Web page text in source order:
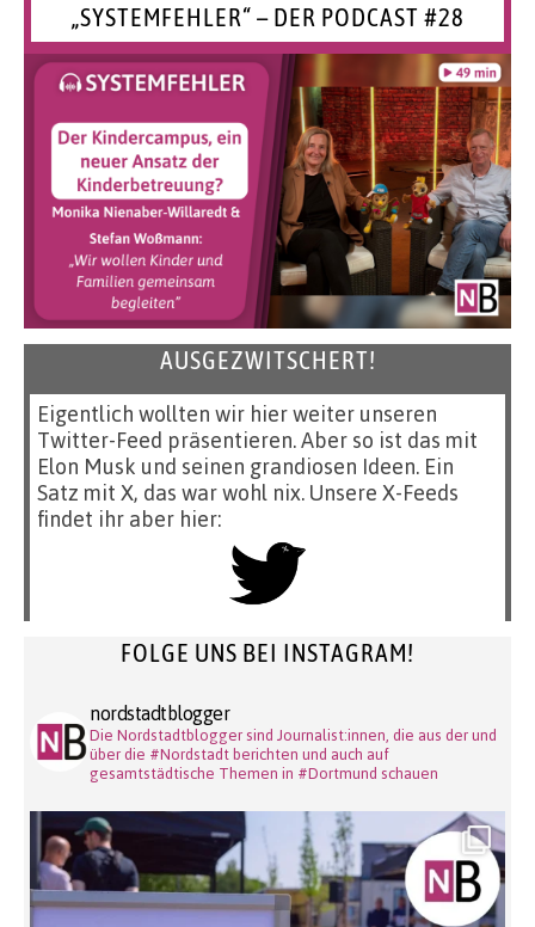
„SYSTEMFEHLER“ – DER PODCAST #28
AUSGEZWITSCHERT!
Eigentlich wollten wir hier weiter unseren
Twitter-Feed präsentieren. Aber so ist das mit
Elon Musk und seinen grandiosen Ideen. Ein
Satz mit X, das war wohl nix. Unsere X-Feeds
findet ihr aber hier:
FOLGE UNS BEI INSTAGRAM!
nordstadtblogger
Die Nordstadtblogger sind Journalist:innen, die aus der und
über die #Nordstadt berichten und auch auf
gesamtstädtische Themen in #Dortmund schauen